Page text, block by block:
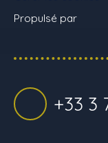
Propulsé par
+33 3